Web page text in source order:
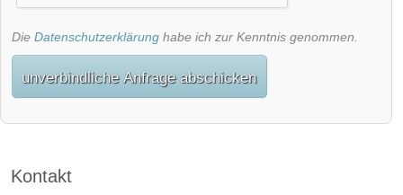
Die Datenschutzerklärung habe ich zur Kenntnis genommen.
unverbindliche Anfrage abschicken
Kontakt